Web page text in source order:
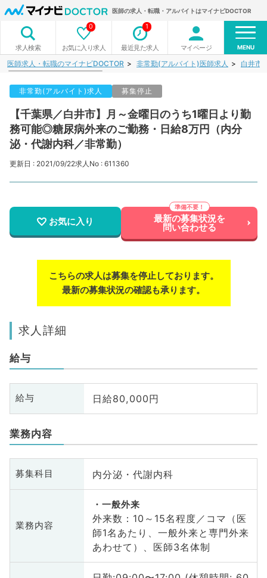
医師の求人・転職・アルバイトはマイナビDOCTOR
求人検索 お気に入り求人
0
最近見た求人
1
マイページ MENU
医師求人・転職のマイナビDOCTOR 非常勤(アルバイト)医師求人 白井市
非常勤(アルバイト)求人 募集停止
【千葉県／白井市】月～金曜日のうち1曜日より勤
務可能◎糖尿病外来のご勤務・日給8万円（内分
泌・代謝内科／非常勤）
更新日 : 2021/09/22求人No : 611360
お気に入り 最新の募集状況を
問い合わせる
こちらの求人は募集を停止しております。
最新の募集状況の確認も承ります。
求人詳細
給与
給与 日給80,000円
業務内容
募集科目 内分泌・代謝内科
業務内容
一般外来
外来数：10～15名程度／コマ（医
師1名あたり、一般外来と専門外来
あわせて）、医師3名体制